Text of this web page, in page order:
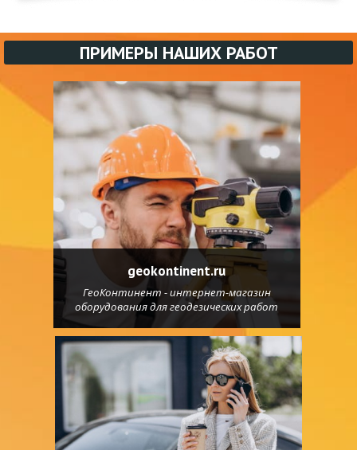
ПРИМЕРЫ НАШИХ РАБОТ
geokontinent.ru
ГеоКонтинент - интернет-магазин
оборудования для геодезических работ